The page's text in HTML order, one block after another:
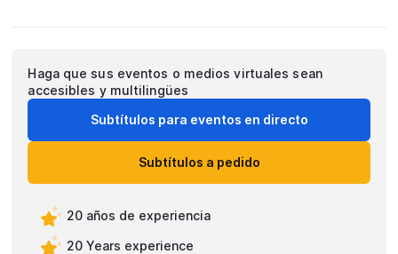
Haga que sus eventos o medios virtuales sean
accesibles y multilingües
Subtítulos para eventos en directo
Subtítulos a pedido
20 años de experiencia
20 Years experience